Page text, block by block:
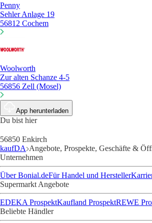
Penny
Sehler Anlage 19
56812 Cochem
Woolworth
Zur alten Schanze 4-5
56856 Zell (Mosel)
App herunterladen
Du bist hier
56850 Enkirch
kaufDA Angebote, Prospekte, Geschäfte &
Unternehmen
Über Bonial.deFür Handel und Hersteller
Supermarkt Angebote
EDEKA ProspektKaufland ProspektREWE
Beliebte Händler